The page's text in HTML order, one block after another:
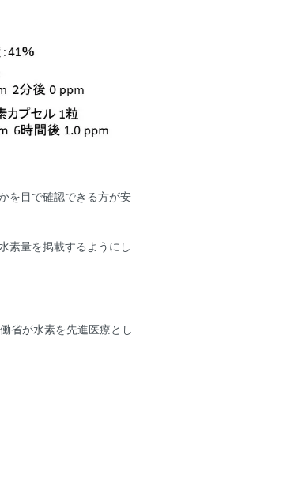
を目で確認できる方が安
素量を掲載するようにし
省が水素を先進医療とし